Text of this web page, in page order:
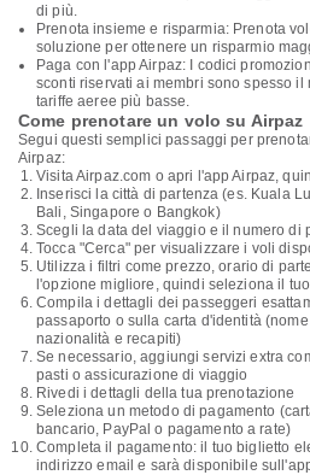
di più.
Prenota insieme e risparmia: Prenota
soluzione per ottenere un risparmio
Paga con l'app Airpaz: I codici
sconti riservati ai membri sono spesso
tariffe aeree più basse.
Come prenotare un volo su Airpaz
Segui questi semplici passaggi per
Airpaz:
Visita Airpaz.com o apri l'app Airpaz,
Inserisci la città di partenza (es. Kuala
Bali, Singapore o Bangkok)
Scegli la data del viaggio e il numero di
Tocca "Cerca" per visualizzare i voli
Utilizza i filtri come prezzo, orario di
l'opzione migliore, quindi seleziona il
Compila i dettagli dei passeggeri
passaporto o sulla carta d'identità
nazionalità e recapiti)
Se necessario, aggiungi servizi extra
pasti o assicurazione di viaggio
Rivedi i dettagli della tua prenotazione
Seleziona un metodo di pagamento
bancario, PayPal o pagamento a rate)
Completa il pagamento: il tuo biglietto
indirizzo email e sarà disponibile